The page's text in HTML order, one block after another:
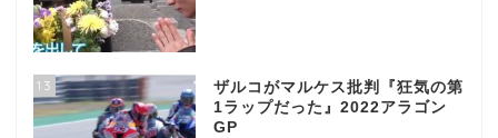
13
ザルコがマルケス批判『狂気の第
1ラップだった』2022アラゴン
GP